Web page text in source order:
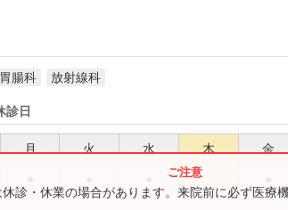
胃腸科 放射線科
診日
月 火 水 木 金
診・休業の場合があります。来院前に必ず医療